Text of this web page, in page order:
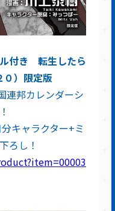
付き 転生したら
０）限定版
連邦カレンダーシ
キャラクター+ミ
ろし！